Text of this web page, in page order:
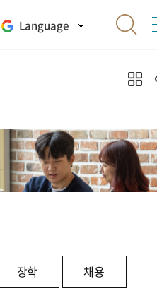
Language
장학
채용